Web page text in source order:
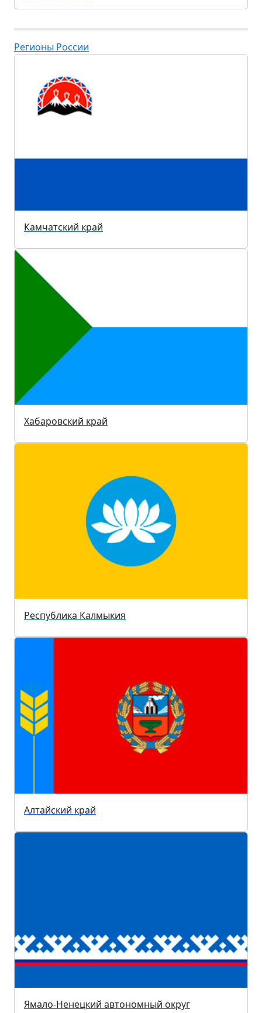
Регионы России
Камчатский край
Хабаровский край
Республика Калмыкия
Алтайский край
Ямало-Ненецкий автономный округ